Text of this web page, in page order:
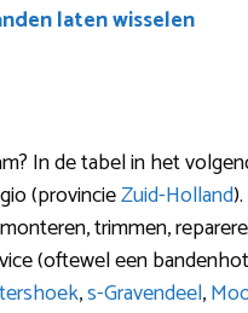
laten wisselen
In de tabel in het
(provincieZuid-Holland
trimmen,
(oftewel een
,s-Gravendeel,